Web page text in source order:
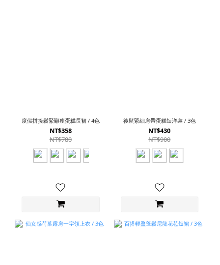
度假拼接鬆緊顯瘦蛋糕長裙 / 4色
NT$358
NT$780
後鬆緊細肩帶蛋糕短洋裝 / 3色
NT$430
NT$900